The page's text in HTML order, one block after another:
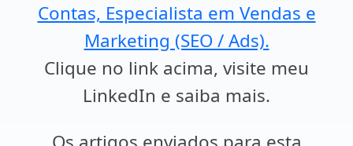
Contas, Especialista em Vendas e
Marketing (SEO / Ads).
Clique no link acima, visite meu
LinkedIn e saiba mais.